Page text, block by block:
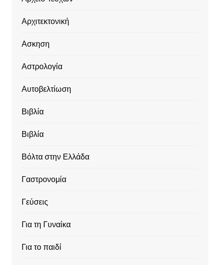
Αρχιτεκτονική
Ασκηση
Αστρολογία
Αυτοβελτίωση
Βιβλία
Βιβλία
Βόλτα στην Ελλάδα
Γαστρονομία
Γεύσεις
Για τη Γυναίκα
Για το παιδί